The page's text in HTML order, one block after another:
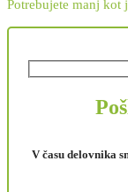
Potrebujete manj kot
V času delovnika